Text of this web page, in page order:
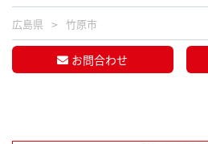
広島県 竹原市
お問合わせ